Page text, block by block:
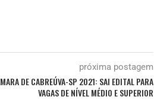
próxima postagem
DE CABREÚVA-SP 2021: SAI EDITAL PARA
VAGAS DE NÍVEL MÉDIO E SUPERIOR